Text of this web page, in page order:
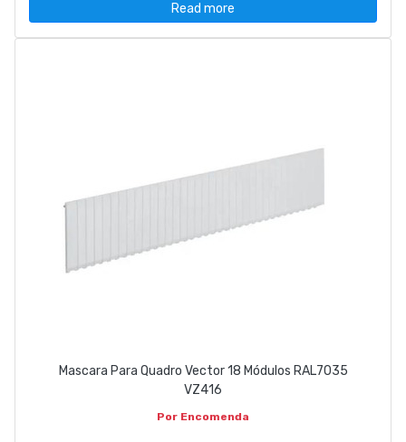
Read more
Mascara Para Quadro Vector 18 Módulos RAL7035
VZ416
Por Encomenda